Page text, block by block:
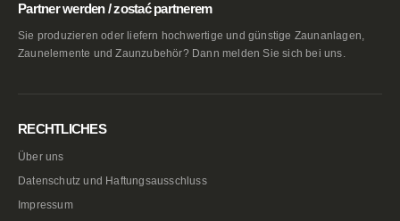
Partner werden / zostać partnerem
Sie produzieren oder liefern hochwertige und günstige Zaunanlagen,
Zaunelemente und Zaunzubehör? Dann melden Sie sich bei uns.
RECHTLICHES
Über uns
Datenschutz und Haftungsausschluss
Impressum